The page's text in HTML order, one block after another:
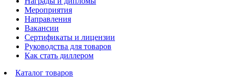
Мероприятия
Направления
Вакансии
Сертификаты и лицензии
Руководства для товаров
Как стать диллером
Каталог товаров